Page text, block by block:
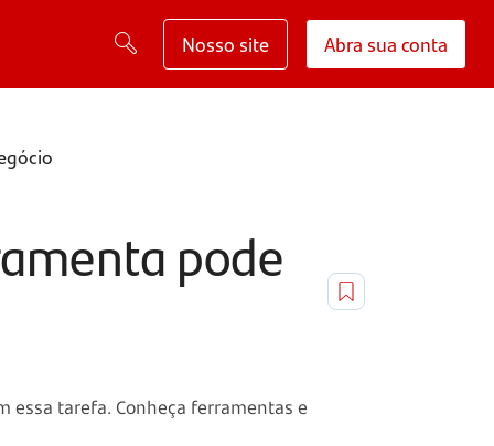
Nosso site Abra sua conta
pode
essa tarefa. Conheça ferramentas e